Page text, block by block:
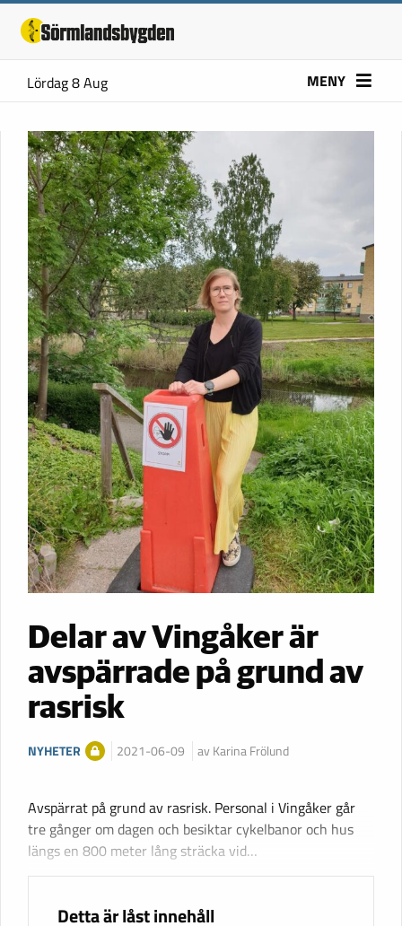
Lördag 8 Aug MENY
Delar av Vingåker är
avspärrade på grund av
rasrisk
NYHETER 2021-06-09 av Karina Frölund
Avspärrat på grund av rasrisk. Personal i Vingåker går
tre gånger om dagen och besiktar cykelbanor och hus
längs en 800 meter lång sträcka vid…
Detta är låst innehåll